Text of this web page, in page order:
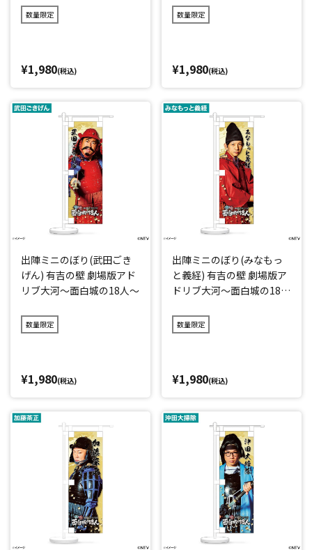
数量限定
¥1,980(税込)
数量限定
¥1,980(税込)
出陣ミニのぼり(武田ごき
げん) 有吉の壁 劇場版アド
リブ大河～面白城の18人～
数量限定
¥1,980(税込)
出陣ミニのぼり(みなもっ
と義経) 有吉の壁 劇場版ア
ドリブ大河～面白城の18人
数量限定
¥1,980(税込)